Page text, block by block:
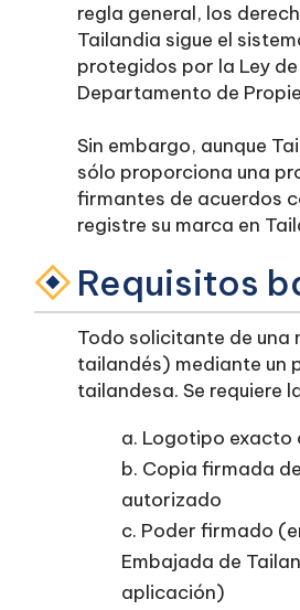
regla general, los
Tailandia sigue el
protegidos por la Ley
Departamento de
Sin embargo, aunque
sólo proporciona una
firmantes de acuerdos
registre su marca en
Requisitos
Todo solicitante de una
tailandés) mediante un
tailandesa. Se requiere
a. Logotipo exacto
b. Copia firmada
autorizado
c. Poder firmado
Embajada de
aplicación)